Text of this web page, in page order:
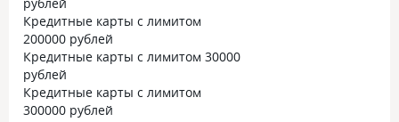
Кредитные карты с лимитом
200000 рублей
Кредитные карты с лимитом 30000
рублей
Кредитные карты с лимитом
300000 рублей